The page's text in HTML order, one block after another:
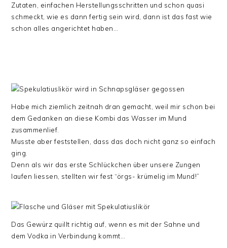
Zutaten, einfachen Herstellungsschritten und schon quasi
schmeckt, wie es dann fertig sein wird, dann ist das fast wie
schon alles angerichtet haben…
Habe mich ziemlich zeitnah dran gemacht, weil mir schon bei
dem Gedanken an diese Kombi das Wasser im Mund
zusammenlief.
Musste aber feststellen, dass das doch nicht ganz so einfach
ging.
Denn als wir das erste Schlückchen über unsere Zungen
laufen liessen, stellten wir fest “örgs- krümelig im Mund!”
Das Gewürz quillt richtig auf, wenn es mit der Sahne und
dem Vodka in Verbindung kommt…